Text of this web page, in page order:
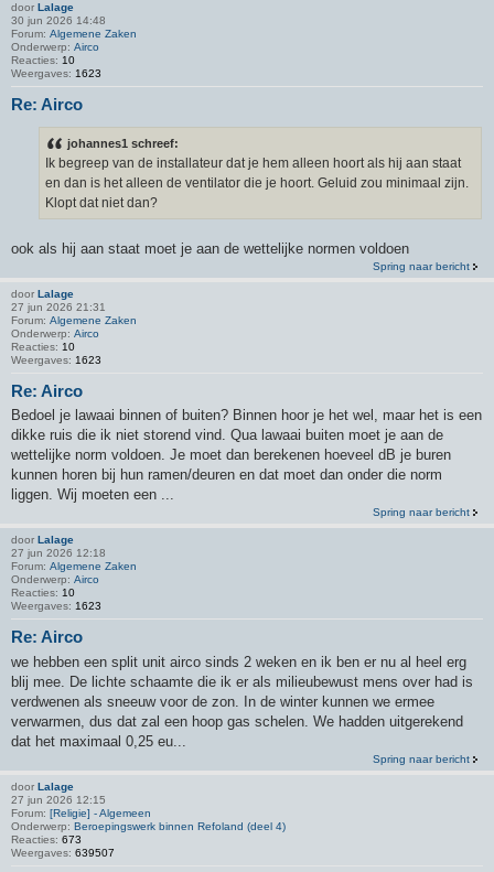
door Lalage
30 jun 2026 14:48
Forum: Algemene Zaken
Onderwerp: Airco
Reacties: 10
Weergaves: 1623
Re: Airco
johannes1 schreef:
Ik begreep van de installateur dat je hem alleen hoort als hij aan staat
en dan is het alleen de ventilator die je hoort. Geluid zou minimaal zijn.
Klopt dat niet dan?
ook als hij aan staat moet je aan de wettelijke normen voldoen
Spring naar bericht
door Lalage
27 jun 2026 21:31
Forum: Algemene Zaken
Onderwerp: Airco
Reacties: 10
Weergaves: 1623
Re: Airco
Bedoel je lawaai binnen of buiten? Binnen hoor je het wel, maar het is een
dikke ruis die ik niet storend vind. Qua lawaai buiten moet je aan de
wettelijke norm voldoen. Je moet dan berekenen hoeveel dB je buren
kunnen horen bij hun ramen/deuren en dat moet dan onder die norm
liggen. Wij moeten een ...
Spring naar bericht
door Lalage
27 jun 2026 12:18
Forum: Algemene Zaken
Onderwerp: Airco
Reacties: 10
Weergaves: 1623
Re: Airco
we hebben een split unit airco sinds 2 weken en ik ben er nu al heel erg
blij mee. De lichte schaamte die ik er als milieubewust mens over had is
verdwenen als sneeuw voor de zon. In de winter kunnen we ermee
verwarmen, dus dat zal een hoop gas schelen. We hadden uitgerekend
dat het maximaal 0,25 eu...
Spring naar bericht
door Lalage
27 jun 2026 12:15
Forum: [Religie] - Algemeen
Onderwerp: Beroepingswerk binnen Refoland (deel 4)
Reacties: 673
Weergaves: 639507